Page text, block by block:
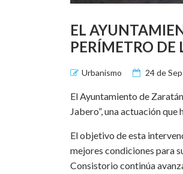
EL
PERÍMETRO DE
Urbanismo 24 de
El Ayuntamiento de
Jabero”, una actuación
El objetivo de esta
mejores condiciones para
Consistorio continúa